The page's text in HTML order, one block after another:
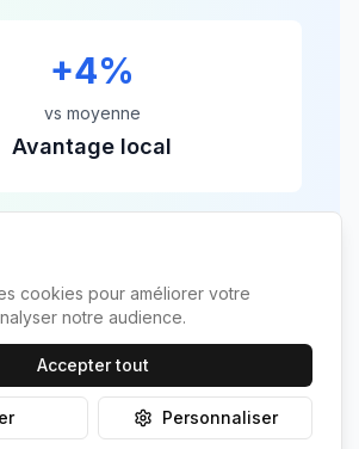
+4%
vs moyenne
Avantage local
à la moyenne nationale,
traduit par une production
un retour sur investissement
rapide de6.8ans.
cookies pour améliorer votre
notre audience.
Accepter tout
Personnaliser